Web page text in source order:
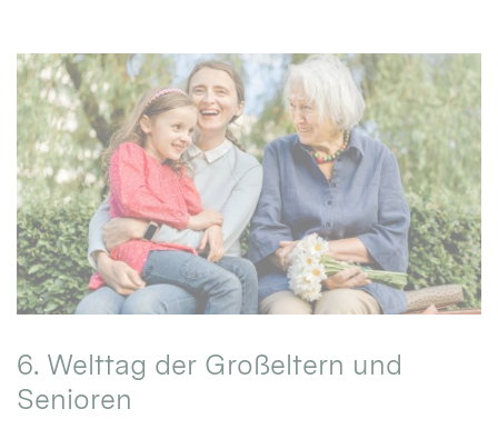
6. Welttag der Großeltern und
Senioren